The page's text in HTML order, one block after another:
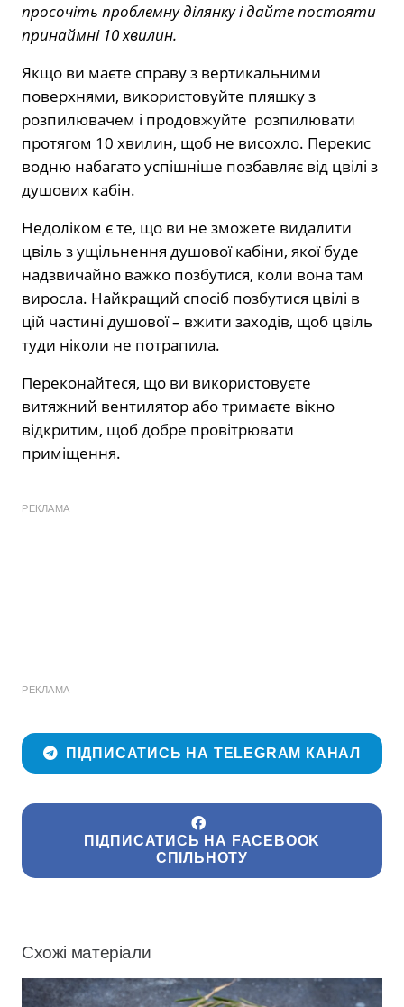
просочіть проблемну ділянку і дайте постояти
принаймні 10 хвилин.
Якщо ви маєте справу з вертикальними
поверхнями, використовуйте пляшку з
розпилювачем і продовжуйте розпилювати
протягом 10 хвилин, щоб не висохло. Перекис
водню набагато успішніше позбавляє від цвілі з
душових кабін.
Недоліком є те, що ви не зможете видалити
цвіль з ущільнення душової кабіни, якої буде
надзвичайно важко позбутися, коли вона там
виросла. Найкращий спосіб позбутися цвілі в
цій частині душової – вжити заходів, щоб цвіль
туди ніколи не потрапила.
Переконайтеся, що ви використовуєте
витяжний вентилятор або тримаєте вікно
відкритим, щоб добре провітрювати
приміщення.
РЕКЛАМА
РЕКЛАМА
ПІДПИСАТИСЬ НА TELEGRAM КАНАЛ
ПІДПИСАТИСЬ НА FACEBOOK
СПІЛЬНОТУ
Схожі матеріали